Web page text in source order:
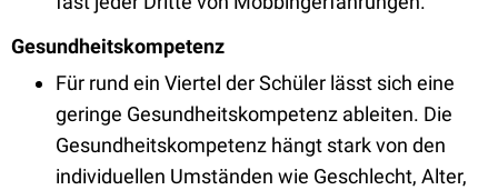
Gesundheitskompetenz
Für rund ein Viertel der Schüler lässt sich eine
geringe Gesundheitskompetenz ableiten. Die
Gesundheitskompetenz hängt stark von den
individuellen Umständen wie Geschlecht, Alter,